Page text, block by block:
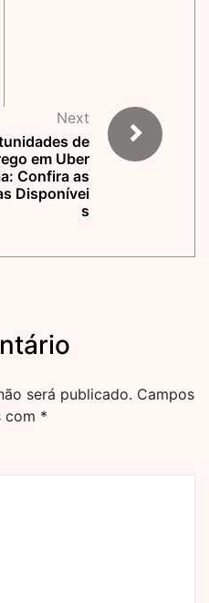
Next
de
em Uber
Confira as
Disponívei
s
será publicado. Campos
com *